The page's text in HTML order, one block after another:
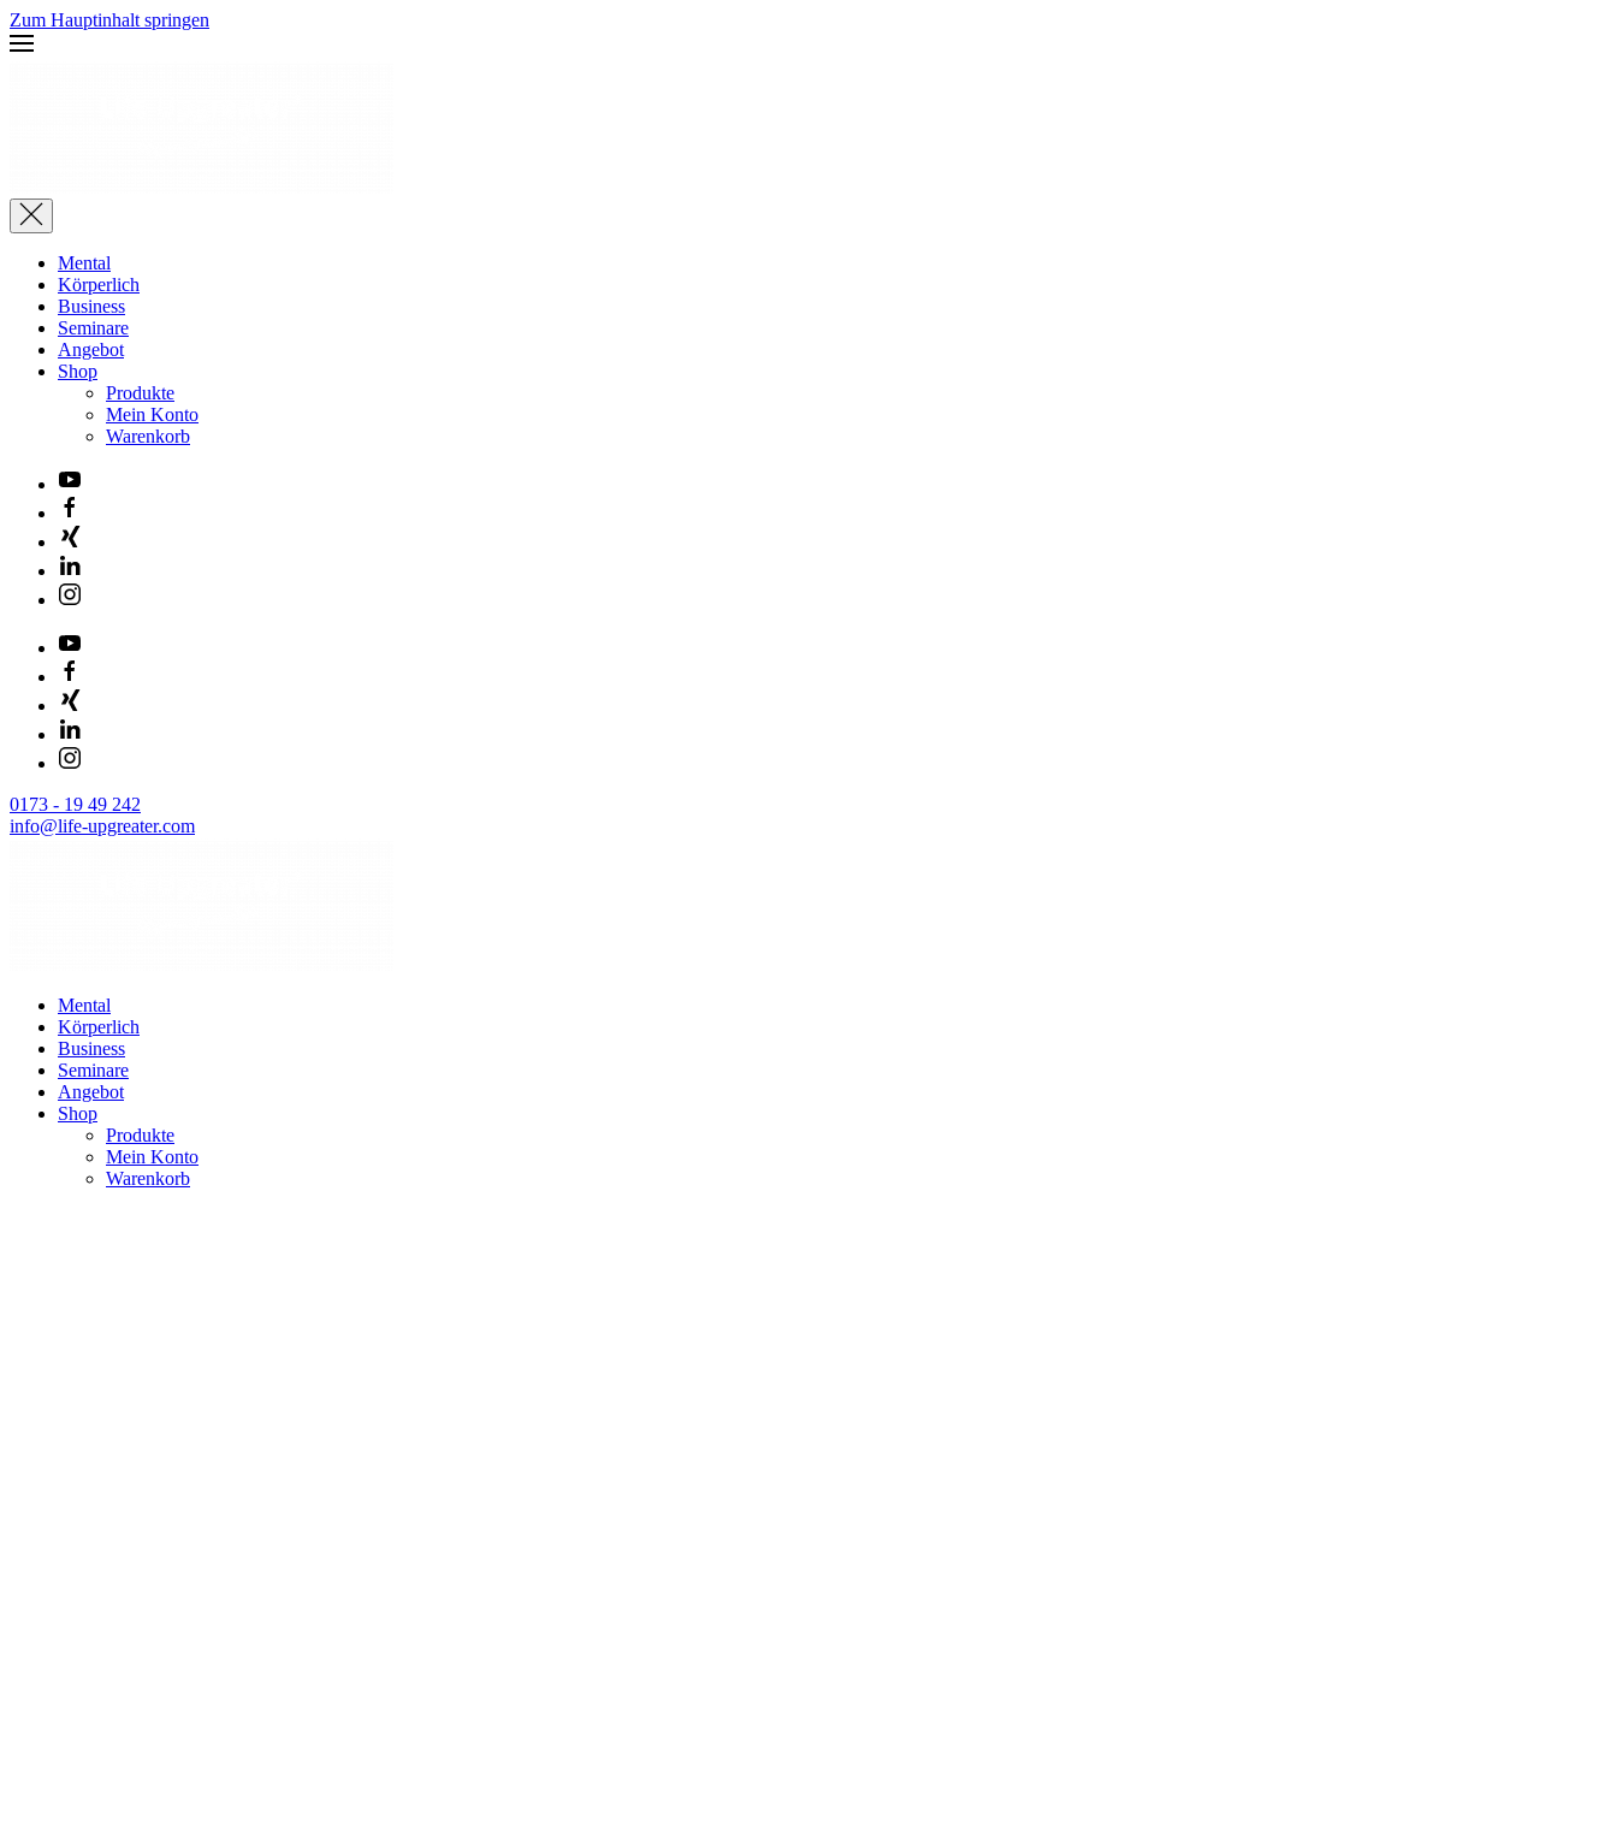
Zum Hauptinhalt springen
Mental
Körperlich
Business
Seminare
Angebot
Shop
Produkte
Mein Konto
Warenkorb
0173 - 19 49 242
info@life-upgreater.com
Mental
Körperlich
Business
Seminare
Angebot
Shop
Produkte
Mein Konto
Warenkorb